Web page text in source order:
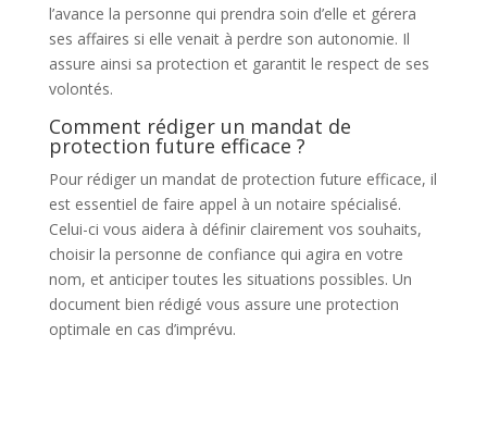
l’avance la personne qui prendra soin d’elle et gérera
ses affaires si elle venait à perdre son autonomie. Il
assure ainsi sa protection et garantit le respect de ses
volontés.
Comment rédiger un mandat de
protection future efficace ?
Pour rédiger un mandat de protection future efficace, il
est essentiel de faire appel à un notaire spécialisé.
Celui-ci vous aidera à définir clairement vos souhaits,
choisir la personne de confiance qui agira en votre
nom, et anticiper toutes les situations possibles. Un
document bien rédigé vous assure une protection
optimale en cas d’imprévu.